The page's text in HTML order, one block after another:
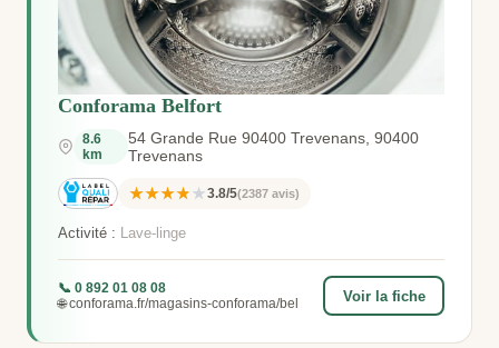
Conforama Belfort
8.6
km
54 Grande Rue 90400 Trevenans, 90400
Trevenans
★★★★★3.8/5(2387 avis)
Activité : Lave-linge
📞 0 892 01 08 08
🌐 conforama.fr/magasins-conforama/bel
Voir la fiche